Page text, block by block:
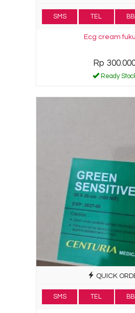
SMS TEL
Ecg cream
Rp
Ready
QUICK
SMS TEL